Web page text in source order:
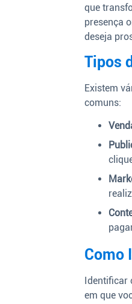
que
presença
deseja
Tipos
Existem
comuns:
Como
Identificar
em que